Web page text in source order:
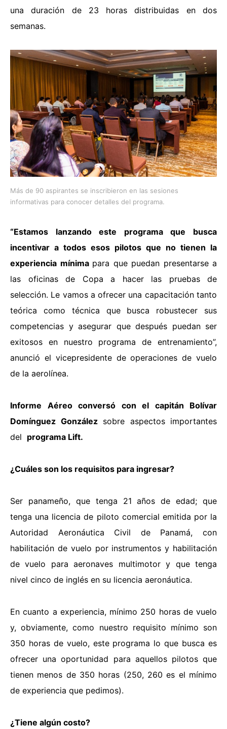
una duración de 23 horas distribuidas en dos
semanas.
Más de 90 aspirantes se inscribieron en las sesiones
informativas para conocer detalles del programa.
“Estamos lanzando este programa que busca
incentivar a todos esos pilotos que no tienen la
experiencia mínima para que puedan presentarse a
las oficinas de Copa a hacer las pruebas de
selección. Le vamos a ofrecer una capacitación tanto
teórica como técnica que busca robustecer sus
competencias y asegurar que después puedan ser
exitosos en nuestro programa de entrenamiento”,
anunció el vicepresidente de operaciones de vuelo
de la aerolínea.
Informe Aéreo conversó con el capitán Bolívar
Domínguez Gonzálezsobre aspectos importantes
del programa Lift.
¿Cuáles son los requisitos para ingresar?
Ser panameño, que tenga 21 años de edad; que
tenga una licencia de piloto comercial emitida por la
Autoridad Aeronáutica Civil de Panamá, con
habilitación de vuelo por instrumentos y habilitación
de vuelo para aeronaves multimotor y que tenga
nivel cinco de inglés en su licencia aeronáutica.
En cuanto a experiencia, mínimo 250 horas de vuelo
y, obviamente, como nuestro requisito mínimo son
350 horas de vuelo, este programa lo que busca es
ofrecer una oportunidad para aquellos pilotos que
tienen menos de 350 horas (250, 260 es el mínimo
de experiencia que pedimos).
¿Tiene algún costo?